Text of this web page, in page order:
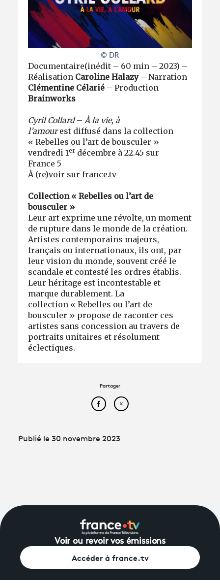
© DR
Documentaire(inédit – 60 min – 2023) –
Réalisation Caroline Halazy– Narration
Clémentine Célarié – Production
Brainworks
Cyril Collard– À la vie, à
l’amourest diffusé dans la collection
« Rebelles ou l’art de bousculer »
vendredi 1er décembre à 22.45 sur
France 5
À (re)voir surfrance.tv
Collection « Rebelles ou l’art de
bousculer »
Leur art exprime une révolte, un moment
de rupture dans le monde de la création.
Artistes contemporains majeurs,
français ou internationaux, ils ont, par
leur vision du monde, souvent créé le
scandale et contesté les ordres établis.
Leur héritage est incontestable et
marque durablement. La
collection « Rebelles ou l’art de
bousculer » propose de raconter ces
artistes sans concession au travers de
portraits unitaires et résolument
éclectiques.
Partager
Partager cet article sur
Partager cet article sur
Publié le 30 novembre 2023
Voir ou revoir vos émissions
Accéder à france.tv